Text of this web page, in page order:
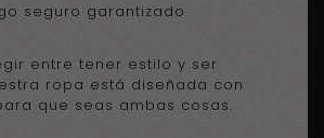
seguro garantizado
entre tener estilo y ser
ropa está diseñada con
que seas ambas cosas.